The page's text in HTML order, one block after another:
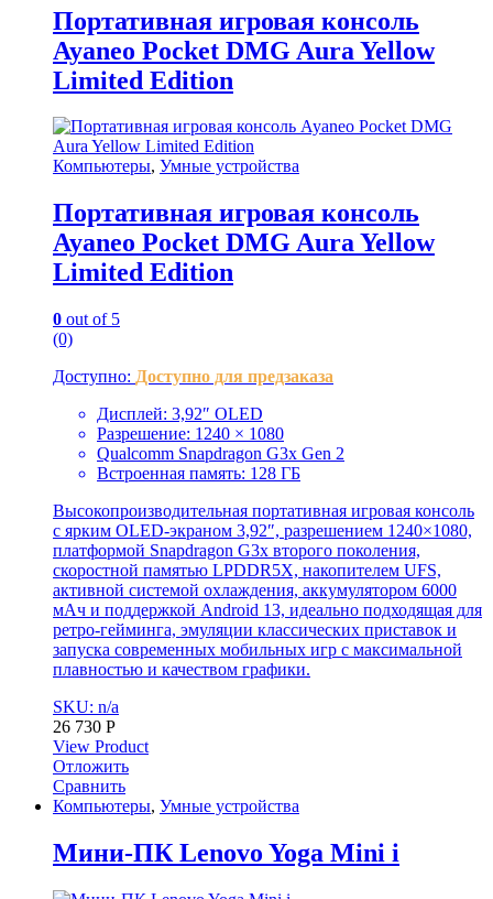
Портативная игровая консоль
Ayaneo Pocket DMG Aura Yellow
Limited Edition
Компьютеры, Умные устройства
Портативная игровая консоль
Ayaneo Pocket DMG Aura Yellow
Limited Edition
0 out of 5
(0)
Доступно: Доступно для предзаказа
Дисплей: 3,92″ OLED
Разрешение: 1240 × 1080
Qualcomm Snapdragon G3x Gen 2
Встроенная память: 128 ГБ
Высокопроизводительная портативная игровая консоль
с ярким OLED-экраном 3,92″, разрешением 1240×1080,
платформой Snapdragon G3x второго поколения,
скоростной памятью LPDDR5X, накопителем UFS,
активной системой охлаждения, аккумулятором 6000
мАч и поддержкой Android 13, идеально подходящая для
ретро-гейминга, эмуляции классических приставок и
запуска современных мобильных игр с максимальной
плавностью и качеством графики.
SKU: n/a
26 730 Р
View Product
Отложить
Сравнить
Компьютеры, Умные устройства
Мини-ПК Lenovo Yoga Mini i